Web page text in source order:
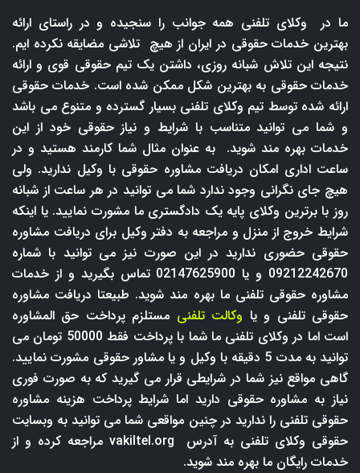
ما در وکلای تلفنی همه جوانب را سنجیده و در راستای ارائه
بهترین خدمات حقوقی در ایران از هیچ تلاشی مضایقه نکرده ایم.
نتیجه این تلاش شبانه روزی، داشتن یک تیم حقوقی قوی و ارائه
خدمات حقوقی به بهترین شکل ممکن شده است. خدمات حقوقی
ارائه شده توسط تیم وکلای تلفنی بسیار گسترده و متنوع می باشد
و شما می توانید متناسب با شرایط و نیاز حقوقی خود از این
خدمات بهره مند شوید. به عنوان مثال شما کارمند هستید و در
ساعت اداری امکان دریافت مشاوره حقوقی با وکیل ندارید. ولی
هیچ جای نگرانی وجود ندارد شما می توانید در هر ساعت از شبانه
روز با برترین وکلای پایه یک دادگستری ما مشورت نمایید. یا اینکه
شرایط خروج از منزل و مراجعه به دفتر وکیل برای دریافت مشاوره
حقوقی حضوری ندارید در این صورت نیز می توانید با شماره
09212242670 و یا 02147625900 تماس بگیرید و از خدمات
مشاوره حقوقی تلفنی ما بهره مند شوید. طبیعتا دریافت مشاوره
حقوقی تلفنی و یا وکالت تلفنی مستلزم پرداخت حق المشاوره
است اما در وکلای تلفنی ما شما با پرداخت فقط 50000 تومان می
توانید به مدت 5 دقیقه با وکیل و یا مشاور حقوقی مشورت نمایید.
گاهی مواقع نیز شما در شرایطی قرار می گیرید که به صورت فوری
نیاز به مشاوره حقوقی دارید اما شرایط پرداخت هزینه مشاوره
حقوقی تلفنی را ندارید در چنین مواقعی شما می توانید به وبسایت
حقوقی وکلای تلفنی به آدرس
vakiltel.org مراجعه کرده و از
خدمات رایگان ما بهره مند شوید.